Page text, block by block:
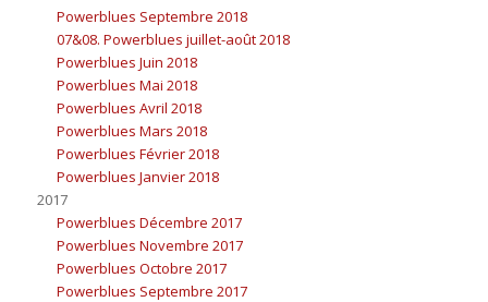
Powerblues Septembre 2018
07&08. Powerblues juillet-août 2018
Powerblues Juin 2018
Powerblues Mai 2018
Powerblues Avril 2018
Powerblues Mars 2018
Powerblues Février 2018
Powerblues Janvier 2018
2017
Powerblues Décembre 2017
Powerblues Novembre 2017
Powerblues Octobre 2017
Powerblues Septembre 2017